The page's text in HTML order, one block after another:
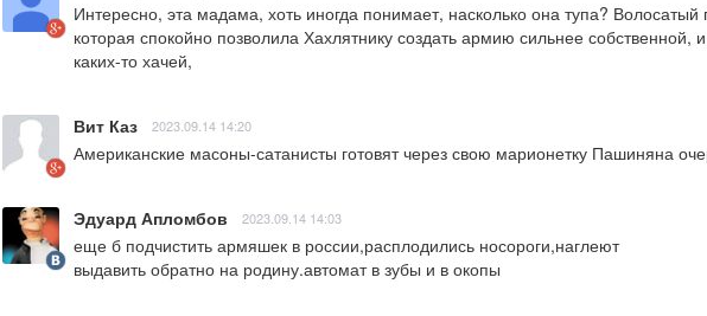
Интересно, эта мадама, хоть иногда понимает, насколько она тупа?
которая спокойно позволила Хахлятнику создать армию сильнее
каких-то хачей,
Вит Каз 2023.09.14 14:20
Американские масоны-сатанисты готовят через свою марионетку Пашиняна
Эдуард Апломбов 2023.09.14 14:03
еще б подчистить армяшек в россии,расплодились носороги,наглеют
выдавить обратно на родину.автомат в зубы и в окопы